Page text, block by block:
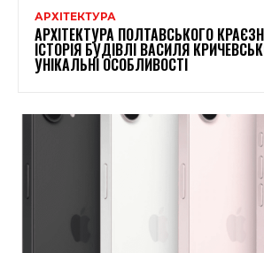
АРХІТЕКТУРА
АРХІТЕКТУРА ПОЛТАВСЬКОГО
ІСТОРІЯ БУДІВЛІ ВАСИЛЯ
УНІКАЛЬНІ ОСОБЛИВОСТІ